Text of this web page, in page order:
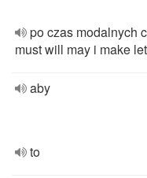
po czas modalnych
must will may i make let
aby
to